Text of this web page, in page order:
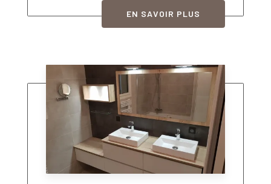
EN SAVOIR PLUS